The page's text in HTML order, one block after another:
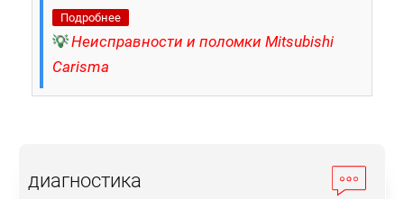
Подробнее
💡 Неисправности и поломки Mitsubishi
Carisma
диагностика